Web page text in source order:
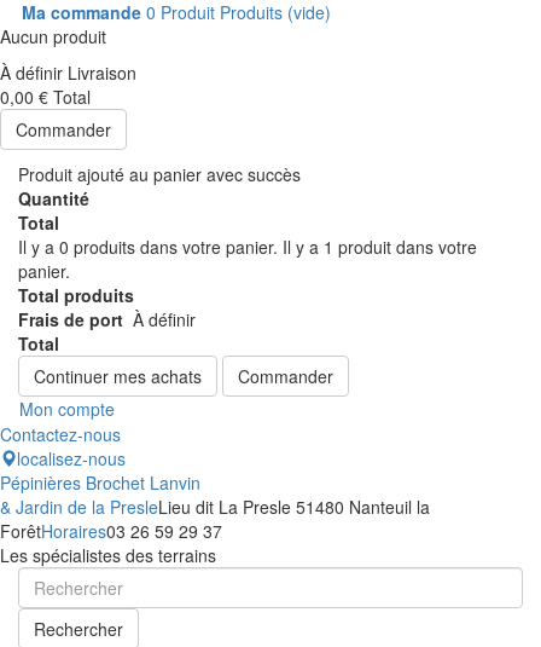
Ma commande 0 Produit Produits (vide)
Aucun produit
À définir Livraison
0,00 € Total
Commander
Produit ajouté au panier avec succès
Quantité
Total
Il y a 0 produits dans votre panier. Il y a 1 produit dans votre
panier.
Total produits
Frais de port À définir
Total
Continuer mes achats
Commander
Mon compte
Contactez-nous
localisez-nous
Pépinières Brochet Lanvin
& Jardin de la PresleLieu dit La Presle 51480 Nanteuil la
ForêtHoraires03 26 59 29 37
Les spécialistes des terrains
Rechercher